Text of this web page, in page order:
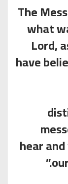
285 - The
what
Lord,
have
hear